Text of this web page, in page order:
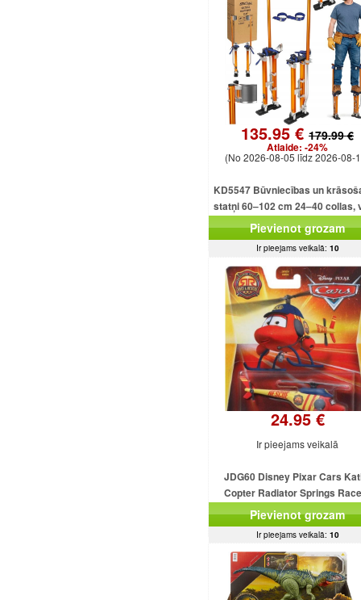
135.95 € 179.99 €
Atlaide: -24%
(No 2026-08-05 līdz 2026-08-
KD5547 Būvniecības un
statņi 60–102 cm 24–40 collas,
alumīnija
Pievienot grozam
Ir pieejams veikalā: 10
24.95 €
Ir pieejams veikalā
JDG60 Disney Pixar Cars
Copter Radiator Springs
Rescue MATTEL
Pievienot grozam
Ir pieejams veikalā: 10